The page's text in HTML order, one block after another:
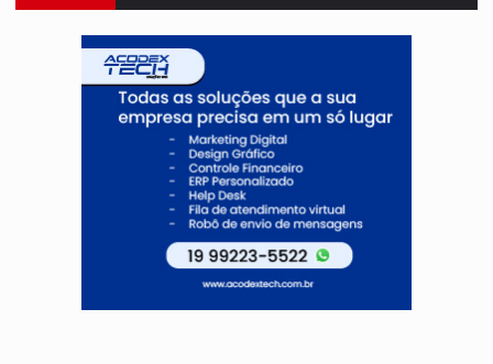
OVNIS NA LUA:Cientistas alertam para possível base secreta no satélite
ACABOU COM PEUGEOT:
VÍDEO:Ladrão é filmado furtando moto na frente do bar
BOLSAS DE PESQUISA:Iniciativa Amazônia+10 lança chamada para fortalecer
MATERIAL:Brasil tem grandes reservas de urânio, mas produz pouco e
VÍDEO: Serpente capturada na fábrica da Coca-Cola é